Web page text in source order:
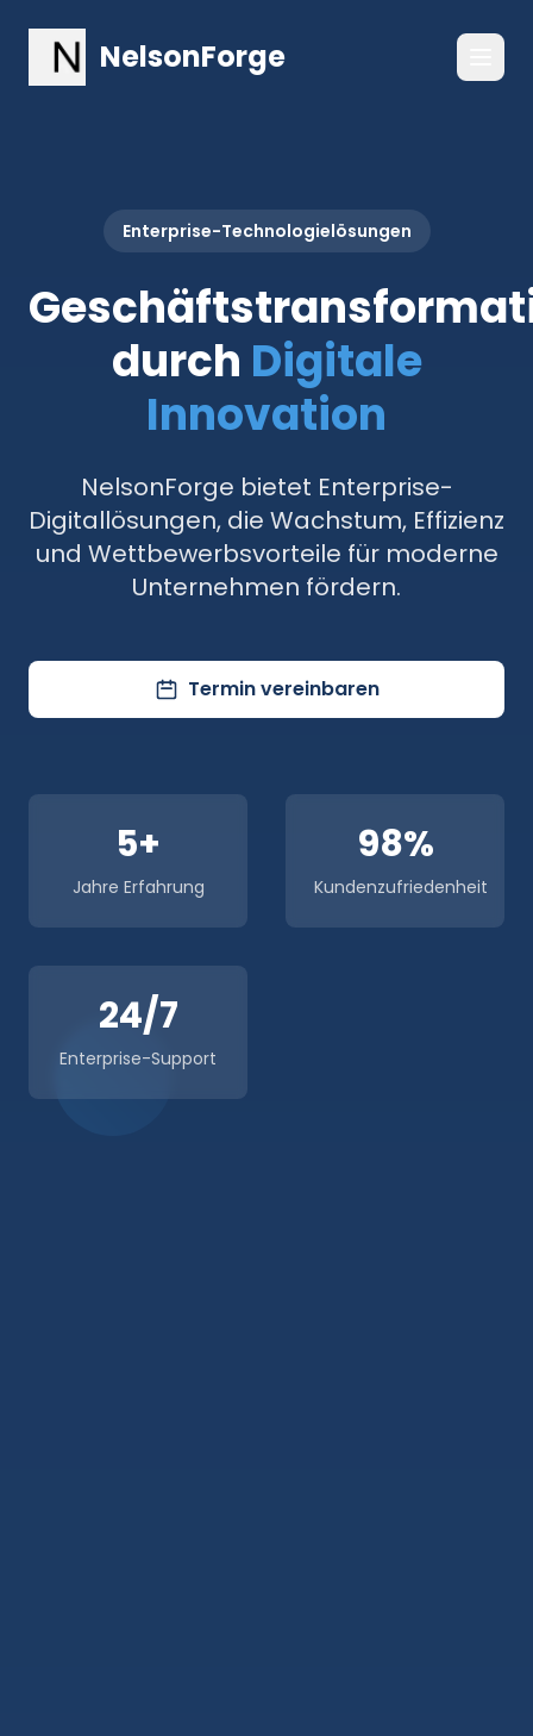
NelsonForge
Enterprise-Technologielösungen
durch Digitale
Innovation
NelsonForge bietet Enterprise-
Digitallösungen, die Wachstum, Effizienz
und Wettbewerbsvorteile für moderne
Unternehmen fördern.
Termin vereinbaren
5+
Jahre Erfahrung
98%
Kundenzufriedenheit
24/7
Enterprise-Support